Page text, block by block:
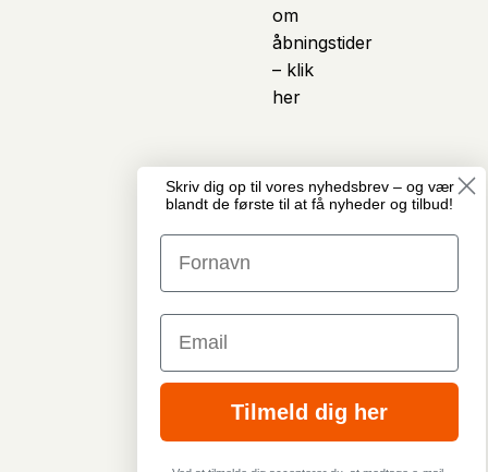
om
åbningstider
– klik
her
© Copyright
Cykelcenter
forbeholdes
GDPR &
Privatlivspolitik
Handelsbetingelser
* Tilbudspriser og
rabatter er angivet ud
udsalgspriser - Se
Vi anvender kunstig
intelligens som et
kan blandt andet
omfatte hjælp til
billedmateriale og
Indholdet gennemgås
Skriv dig op til vores nyhedsbrev – og vær
blandt de første til at få nyheder og tilbud!
Email
Tilmeld dig her